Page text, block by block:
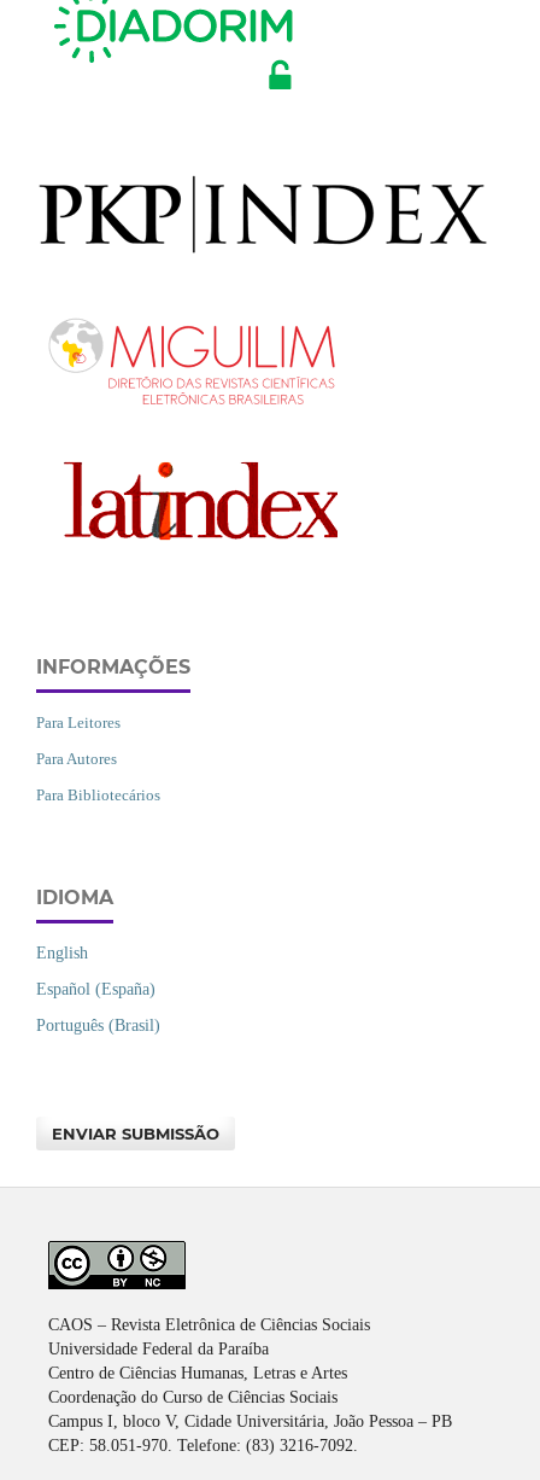
INFORMAÇÕES
Para Leitores
Para Autores
Para Bibliotecários
IDIOMA
English
Español (España)
Português (Brasil)
ENVIAR SUBMISSÃO
CAOS – Revista Eletrônica de Ciências Sociais
Universidade Federal da Paraíba
Centro de Ciências Humanas, Letras e Artes
Coordenação do Curso de Ciências Sociais
Campus I, bloco V, Cidade Universitária, João Pessoa – PB
CEP: 58.051-970. Telefone: (83) 3216-7092.